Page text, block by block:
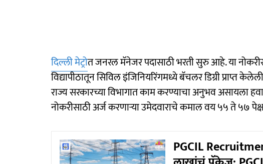
दिल्ली मेट्रोत जनरल मॅनेजर पदासाठी भरती सुरु आहे. या
विद्यापीठातून सिविल इंजिनियरिंगमध्ये बॅचलर डिग्री प्राप्त
राज्य सरकारच्या विभागात काम करण्याचा अनुभव असायला
नोकरीसाठी अर्ज करणाऱ्या उमेदवाराचे कमाल वय ५५ ते ५७
PGCIL